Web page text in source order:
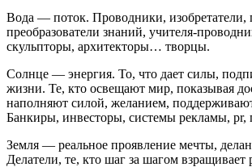
Вода — поток. Проводники, изобретатели,
преобразователи знаний, учителя-
скульпторы, архитекторы… творцы.
Солнце — энергия. То, что дает силы,
жизни. Те, кто освещают мир, показывая
наполняют силой, желанием,
Банкиры, инвесторы, системы рекламы,
Земля — реальное проявление мечты,
Делатели, те, кто шаг за шагом взращивает